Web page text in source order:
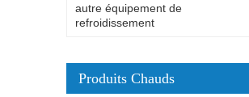
autre équipement de
refroidissement
Produits Chauds